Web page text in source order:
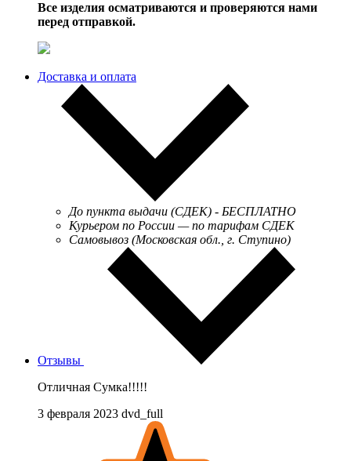
Все изделия осматриваются и проверяются нами
перед отправкой.
Доставка и оплата
До пункта выдачи (СДЕК) - БЕСПЛАТНО
Курьером по России — по тарифам СДЕК
Самовывоз (Московская обл., г. Ступино)
Отзывы
Отличная Сумка!!!!!
3 февраля 2023 dvd_full